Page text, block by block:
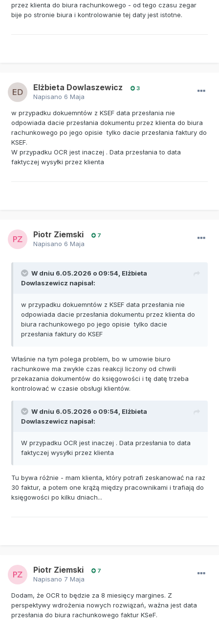
przez klienta do biura rachunkowego - od tego czasu zegar
bije po stronie biura i kontrolowanie tej daty jest istotne.
Elżbieta Dowlaszewicz 3
Napisano 6 Maja
w przypadku dokuemntów z KSEF data przesłania nie
odpowiada dacie przesłania dokumentu przez klienta do biura
rachunkowego po jego opisie tylko dacie przesłania faktury do
KSEF.
W przypadku OCR jest inaczej . Data przesłania to data
faktyczej wysyłki przez klienta
Piotr Ziemski 7
Napisano 6 Maja
W dniu 6.05.2026 o 09:54, Elżbieta
Dowlaszewicz napisał:
w przypadku dokuemntów z KSEF data przesłania nie
odpowiada dacie przesłania dokumentu przez klienta do
biura rachunkowego po jego opisie tylko dacie
przesłania faktury do KSEF
Właśnie na tym polega problem, bo w umowie biuro
rachunkowe ma zwykle czas reakcji liczony od chwili
przekazania dokumentów do księgowości i tę datę trzeba
kontrolować w czasie obsługi klientów.
W dniu 6.05.2026 o 09:54, Elżbieta
Dowlaszewicz napisał:
W przypadku OCR jest inaczej . Data przesłania to data
faktyczej wysyłki przez klienta
Tu bywa różnie - mam klienta, który potrafi zeskanować na raz
30 faktur, a potem one krążą między pracownikami i trafiają do
księgowości po kilku dniach...
Piotr Ziemski 7
Napisano 7 Maja
Dodam, że OCR to będzie za 8 miesięcy margines. Z
perspektywy wdrożenia nowych rozwiązań, ważna jest data
przesłania do biura rachunkowego faktur KSeF.